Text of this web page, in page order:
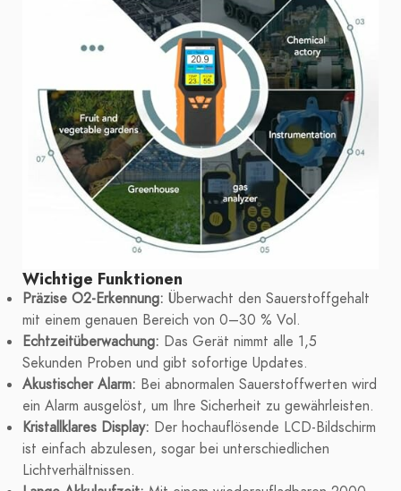
Wichtige Funktionen
Präzise O2-Erkennung: Überwacht den Sauerstoffgehalt
mit einem genauen Bereich von 0–30 % Vol.
Echtzeitüberwachung: Das Gerät nimmt alle 1,5
Sekunden Proben und gibt sofortige Updates.
Akustischer Alarm: Bei abnormalen Sauerstoffwerten wird
ein Alarm ausgelöst, um Ihre Sicherheit zu gewährleisten.
Kristallklares Display: Der hochauflösende LCD-Bildschirm
ist einfach abzulesen, sogar bei unterschiedlichen
Lichtverhältnissen.